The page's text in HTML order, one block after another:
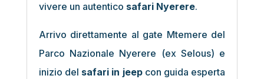
vivere un autentico safari Nyerere.
Arrivo direttamente al gate Mtemere del
Parco Nazionale Nyerere (ex Selous) e
inizio del safari in jeepcon guida esperta